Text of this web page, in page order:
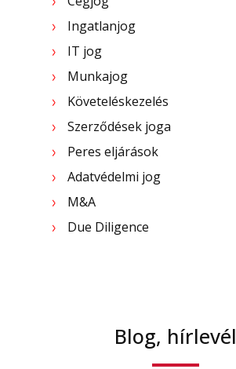
Ingatlanjog
IT jog
Munkajog
Követeléskezelés
Szerződések joga
Peres eljárások
Adatvédelmi jog
M&A
Due Diligence
Blog, hírlevél